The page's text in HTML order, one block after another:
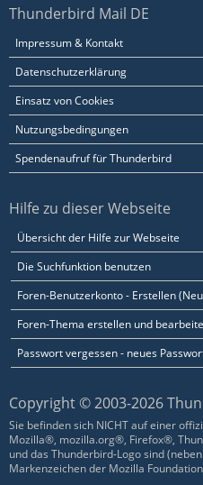
Thunderbird Mail DE
Impressum & Kontakt
Datenschutzerklärung
Einsatz von Cookies
Nutzungsbedingungen
Spendenaufruf für Thunderbird
Hilfe zu dieser Webseite
Übersicht der Hilfe zur Webseite
Die Suchfunktion benutzen
Foren-Benutzerkonto - Erstellen
Foren-Thema erstellen und
Passwort vergessen - neues
Copyright © 2003-2026
Sie befinden sich NICHT auf einer
Mozilla®, mozilla.org®, Firefox®,
und das Thunderbird-Logo sind
Markenzeichen der Mozilla